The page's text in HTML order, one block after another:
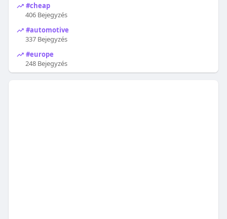
#cheap
406 Bejegyzés
#automotive
337 Bejegyzés
#europe
248 Bejegyzés